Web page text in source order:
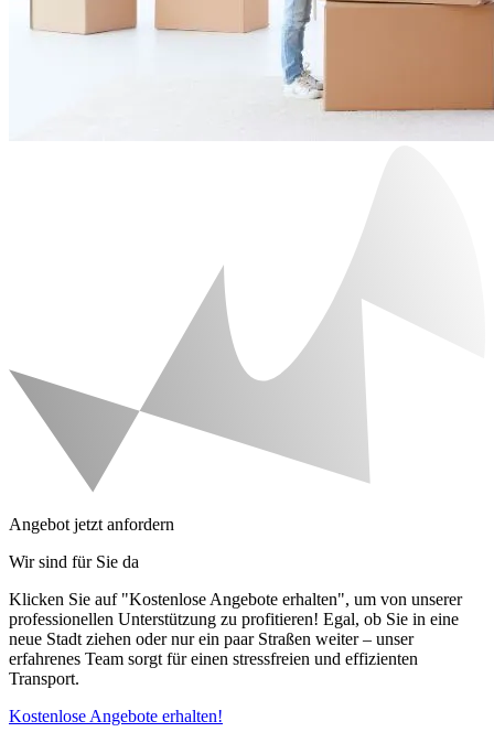
Angebot jetzt anfordern
Wir sind für Sie da
Klicken Sie auf "Kostenlose Angebote erhalten", um von unserer
professionellen Unterstützung zu profitieren! Egal, ob Sie in eine
neue Stadt ziehen oder nur ein paar Straßen weiter – unser
erfahrenes Team sorgt für einen stressfreien und effizienten
Transport.
Kostenlose Angebote erhalten!